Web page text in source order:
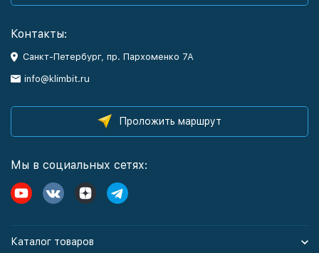
Контакты:
Санкт-Петербург, пр. Пархоменко 7А
info@klimbit.ru
Проложить маршрут
Мы в социальных сетях:
Каталог товаров